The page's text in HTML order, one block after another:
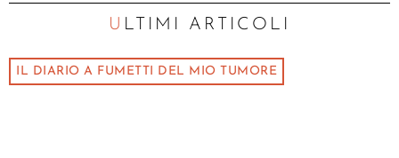
ULTIMI ARTICOLI
IL DIARIO A FUMETTI DEL MIO TUMORE